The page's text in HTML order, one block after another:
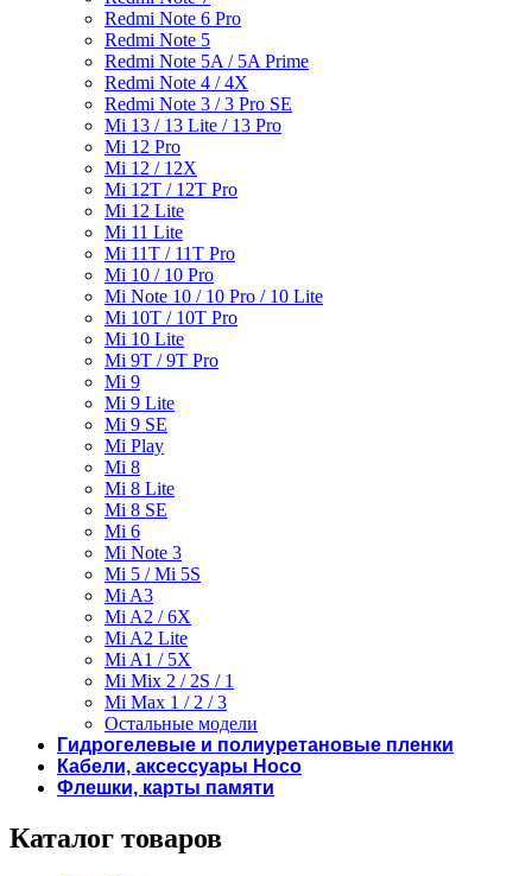
Redmi Note 6 Pro
Redmi Note 5
Redmi Note 5A / 5A Prime
Redmi Note 4 / 4X
Redmi Note 3 / 3 Pro SE
Mi 13 / 13 Lite / 13 Pro
Mi 12 Pro
Mi 12 / 12X
Mi 12T / 12T Pro
Mi 12 Lite
Mi 11 Lite
Mi 11T / 11T Pro
Mi 10 / 10 Pro
Mi Note 10 / 10 Pro / 10 Lite
Mi 10T / 10T Pro
Mi 10 Lite
Mi 9T / 9T Pro
Mi 9
Mi 9 Lite
Mi 9 SE
Mi Play
Mi 8
Mi 8 Lite
Mi 8 SE
Mi 6
Mi Note 3
Mi 5 / Mi 5S
Mi A3
Mi A2 / 6X
Mi A2 Lite
Mi A1 / 5X
Mi Mix 2 / 2S / 1
Mi Max 1 / 2 / 3
Остальные модели
Гидрогелевые и полиуретановые пленки
Кабели, аксессуары Hoco
Флешки, карты памяти
Каталог товаров